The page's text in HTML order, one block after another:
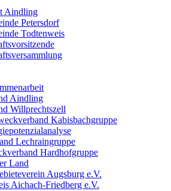
Aindling
Petersdorf
Todtenweis
Aindling
Willprechtszell
Kabisbachgruppe
Lechraingruppe
Hardhofgruppe
Land
Augsburg e.V.
Aichach-Friedberg e.V.